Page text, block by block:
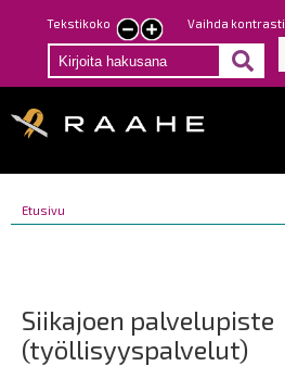
Hyppää
pääsisältöön
Tekstikoko
Pienennä
tekstin
kokoa
Suurenna
tekstin
kokoa
Vaihda kontrasti
Breadcrumbs
You
Etusivu
Siikajoen palvelupiste
(työllisyyspalvelut)